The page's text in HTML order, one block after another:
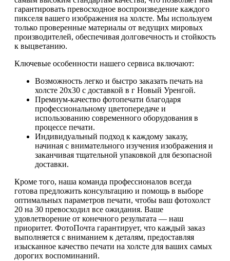
гарантировать превосходное воспроизведение каждого
пикселя вашего изображения на холсте. Мы используем
только проверенные материалы от ведущих мировых
производителей, обеспечивая долговечность и стойкость
к выцветанию.
Ключевые особенности нашего сервиса включают:
Возможность легко и быстро заказать печать на
холсте 20х30 с доставкой в г Новый Уренгой.
Премиум-качество фотопечати благодаря
профессиональному цветопередаче и
использованию современного оборудования в
процессе печати.
Индивидуальный подход к каждому заказу,
начиная с внимательного изучения изображения и
заканчивая тщательной упаковкой для безопасной
доставки.
Кроме того, наша команда профессионалов всегда
готова предложить консультацию и помощь в выборе
оптимальных параметров печати, чтобы ваш фотохолст
20 на 30 превосходил все ожидания. Ваше
удовлетворение от конечного результата — наш
приоритет. ФотоПочта гарантирует, что каждый заказ
выполняется с вниманием к деталям, предоставляя
изысканное качество печати на холсте для ваших самых
дорогих воспоминаний.